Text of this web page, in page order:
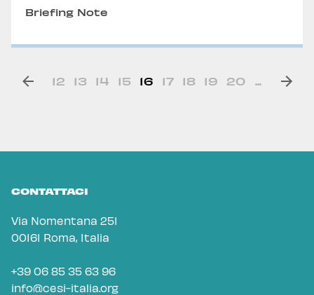
Briefing Note
12 13 14 15 16 17 18 19 20 ...
CONTATTACI
Via Nomentana 251
00161 Roma, Italia
+39 06 85 35 63 96
info@cesi-italia.org